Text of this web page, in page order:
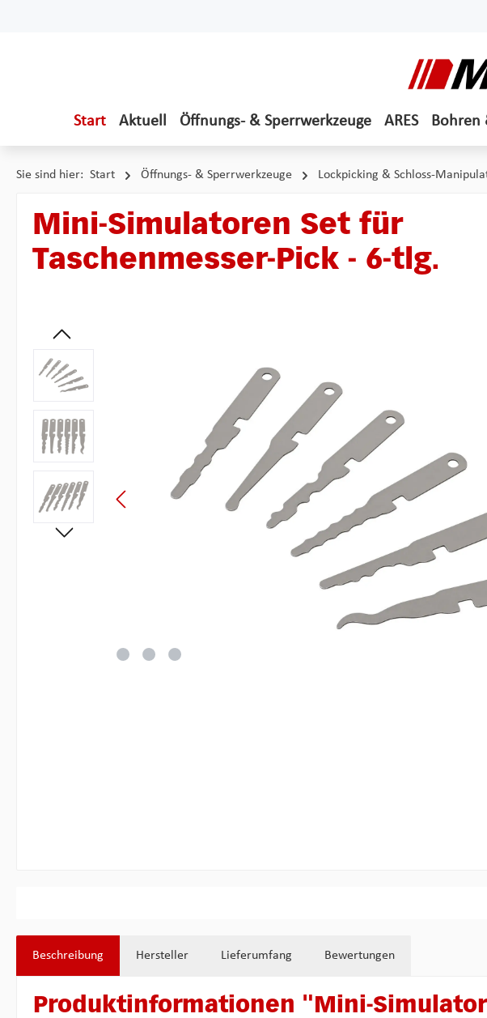
Start Aktuell Öffnungs- & Sperrwerkzeuge ARES Bohren
Sie sind hier: Start Öffnungs- & Sperrwerkzeuge Lockpicking & Schloss-
Mini-Simulatoren Set für
Taschenmesser-Pick - 6-tlg.
Bildergalerie überspringen
Beschreibung Hersteller Lieferumfang Bewertungen
Produktinformationen "Mini-